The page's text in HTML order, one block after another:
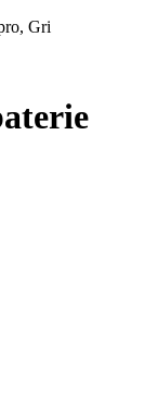
Gri